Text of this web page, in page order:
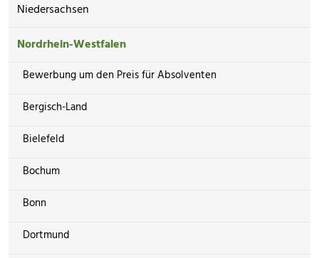
Niedersachsen
Nordrhein-Westfalen
Bewerbung um den Preis für Absolventen
Bergisch-Land
Bielefeld
Bochum
Bonn
Dortmund